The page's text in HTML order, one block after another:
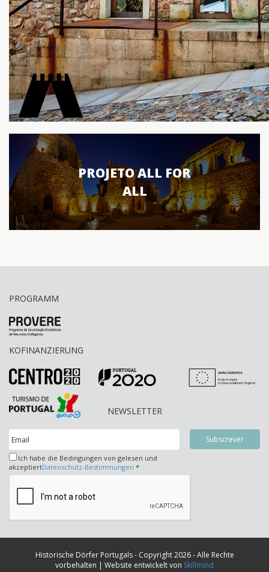
PROJETO ALL FOR
ALL
PROGRAMM
KOFINANZIERUNG
NEWSLETTER
Ich habe die Bedingungen von gelesen und
akzeptiertDatenschutz-Bestimmungen *
Historische Dörfer Portugals - Copyright 2026 - Alle Rechte
vorbehalten | Website entwickelt von Skillmind